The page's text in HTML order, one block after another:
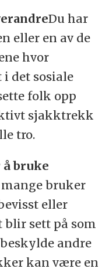
Du har
eller en av de
hvor
det sosiale
folk opp
sjakktrekk
tro.
å bruke
bruker
eller
blir sett på som
andre
kan være en